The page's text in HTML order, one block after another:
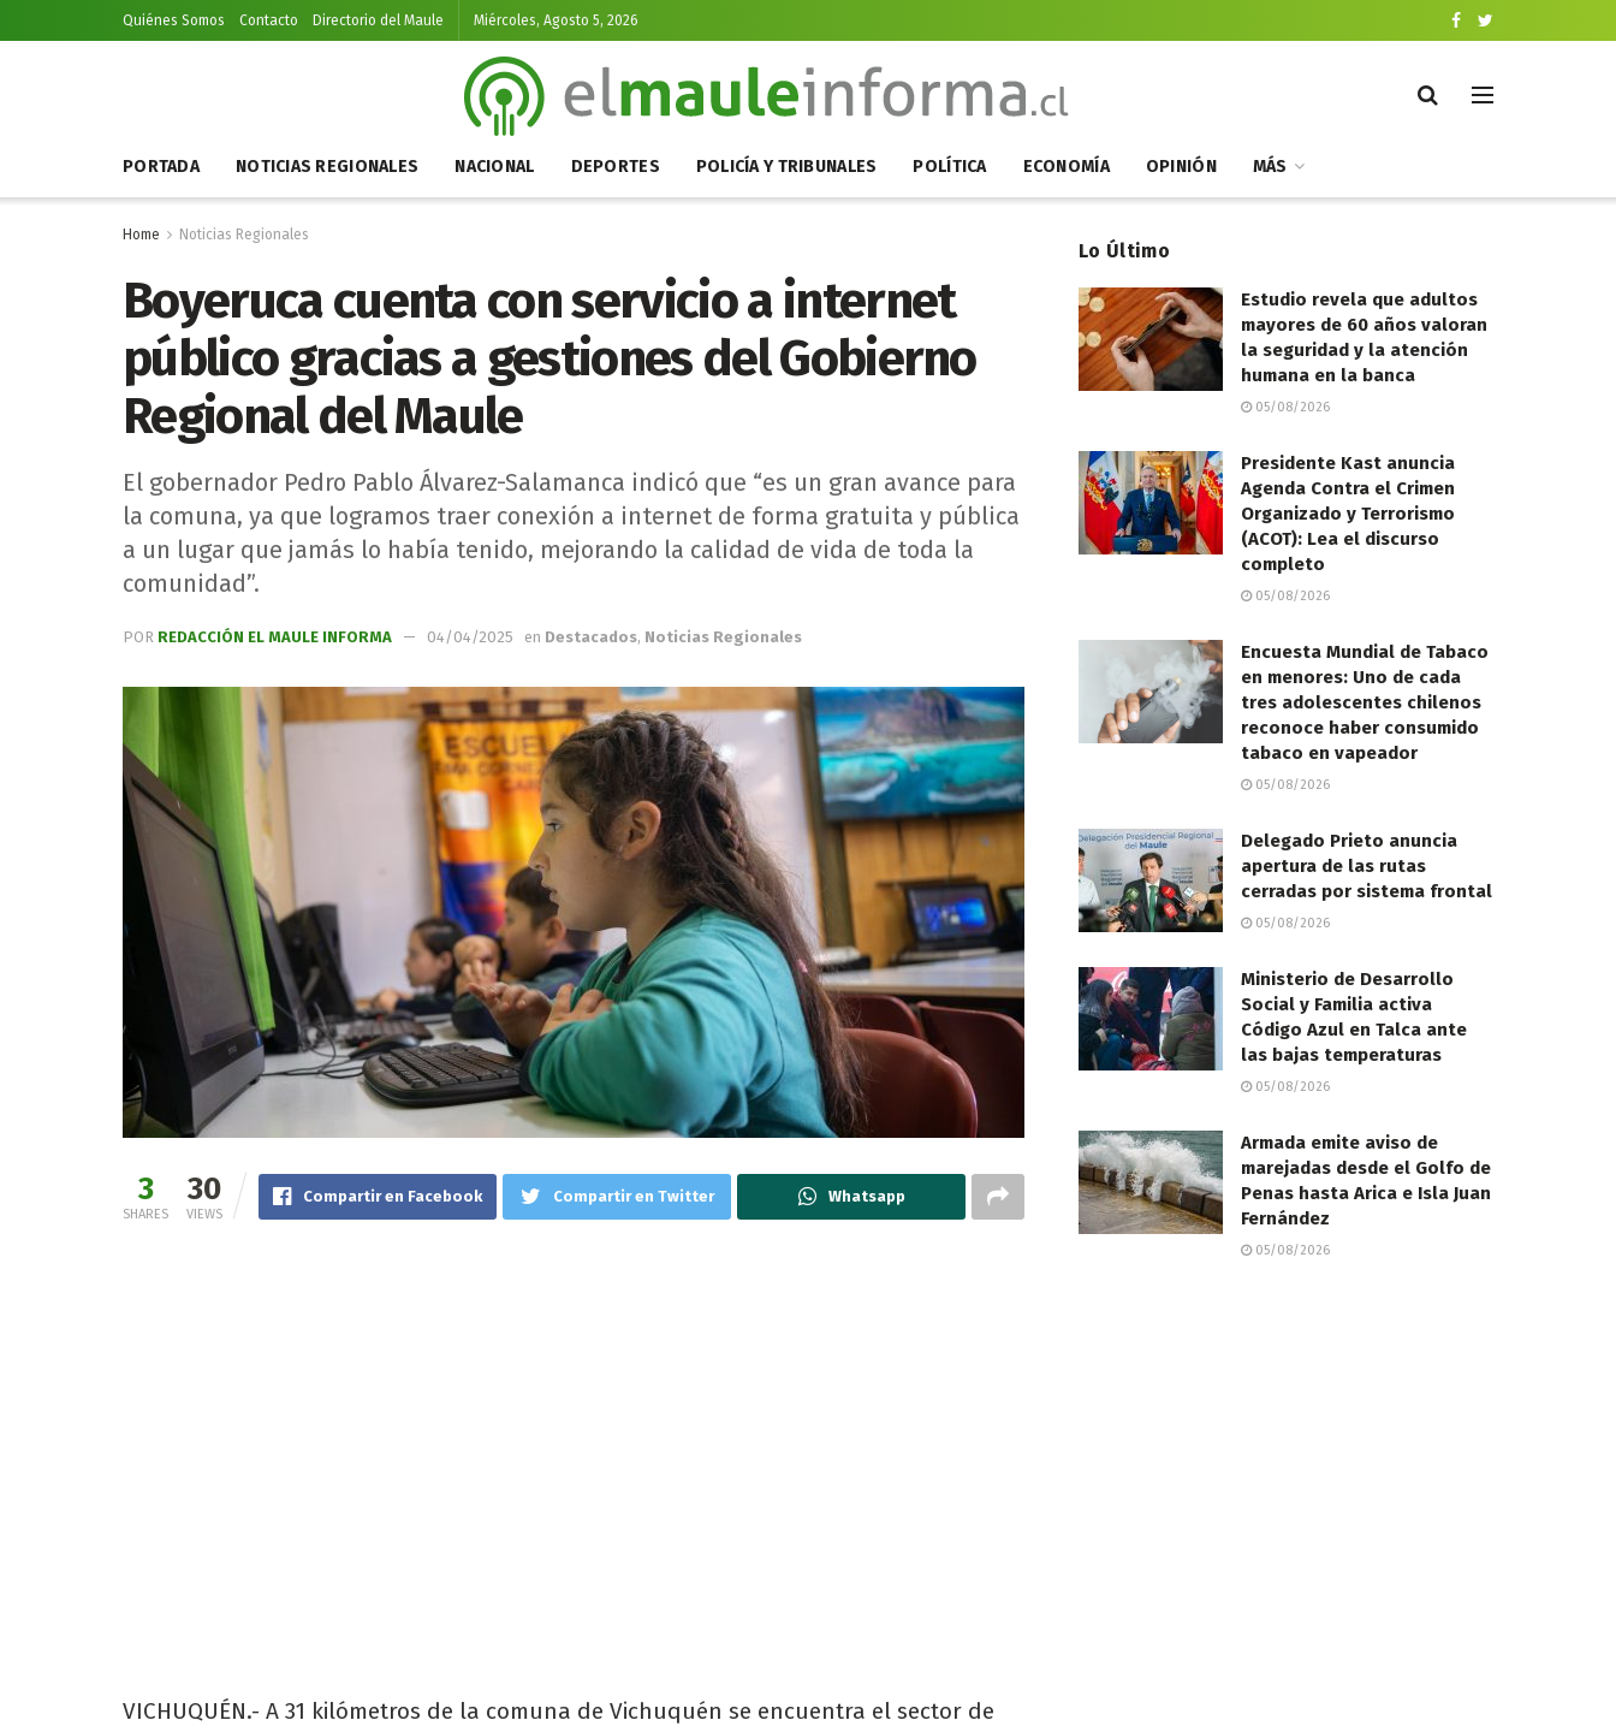
Quiénes Somos Contacto Directorio del Maule Miércoles, Agosto 5, 2026
PORTADA NOTICIAS REGIONALES NACIONAL DEPORTES POLICÍA Y TRIBUNALES POLÍTICA ECONOMÍA OPINIÓN MÁS
Home Noticias Regionales
Boyeruca cuenta con servicio a internet
público gracias a gestiones del Gobierno
Regional del Maule
El gobernador Pedro Pablo Álvarez-Salamanca indicó que “es un gran avance para
la comuna, ya que logramos traer conexión a internet de forma gratuita y pública
a un lugar que jamás lo había tenido, mejorando la calidad de vida de toda la
comunidad”.
POR REDACCIÓN EL MAULE INFORMA 04/04/2025 en Destacados, Noticias Regionales
3
SHARES
30
VIEWS
Compartir en Facebook Compartir en Twitter Whatsapp
VICHUQUÉN.- A 31 kilómetros de la comuna de Vichuquén se encuentra el sector de
Lo Último
Estudio revela que adultos
mayores de 60 años valoran
la seguridad y la atención
humana en la banca
05/08/2026
Presidente Kast anuncia
Agenda Contra el Crimen
Organizado y Terrorismo
(ACOT): Lea el discurso
completo
05/08/2026
Encuesta Mundial de Tabaco
en menores: Uno de cada
tres adolescentes chilenos
reconoce haber consumido
tabaco en vapeador
05/08/2026
Delegado Prieto anuncia
apertura de las rutas
cerradas por sistema frontal
05/08/2026
Ministerio de Desarrollo
Social y Familia activa
Código Azul en Talca ante
las bajas temperaturas
05/08/2026
​Armada emite aviso de
marejadas desde el Golfo de
Penas hasta Arica e Isla Juan
Fernández
05/08/2026